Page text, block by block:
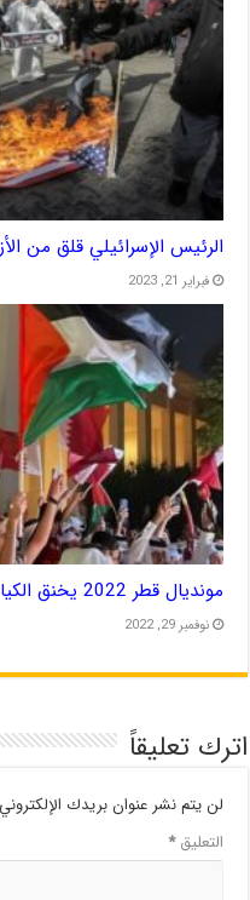
الرئيس الإسرائيلي قلق من
فبراير 21, 2023
مونديال قطر 2022 يخنق الكيان الصهيوني ويعزله
نوفمبر 29, 2022
اترك تعليقاً
لن يتم نشر عنوان بريدك
التعليق*